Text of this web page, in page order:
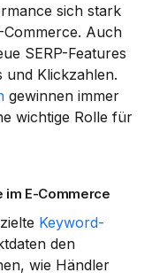
sich stark
Auch
SERP-Features
und Klickzahlen.
gewinnen immer
im E-Commerce
Keyword-
den
wie Händler